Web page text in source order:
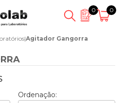
0 0
|Agitador Gangorra
Ordenação: